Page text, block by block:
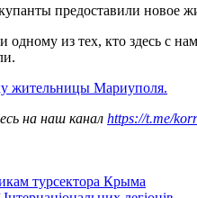
предоставили новое
из тех, кто здесь с
жительницы Мариуполя.
на наш канал https://t.me/
турсектора Крыма